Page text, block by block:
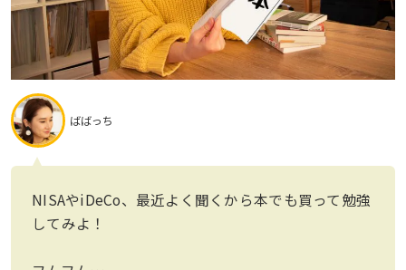
ばばっち
NISAやiDeCo、最近よく聞くから本でも買って勉強
してみよ！